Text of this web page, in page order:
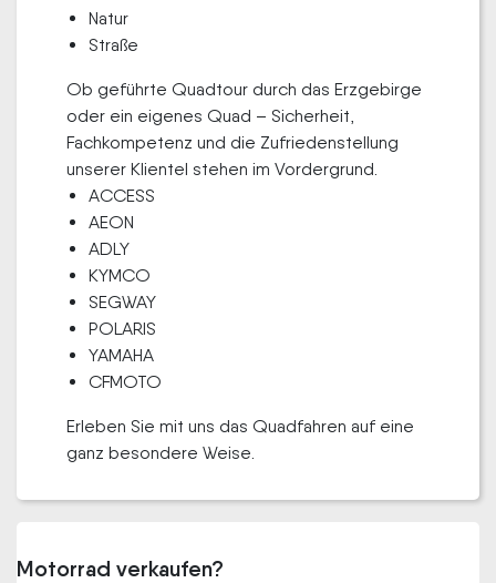
Natur
Straße
Ob geführte Quadtour durch das Erzgebirge
oder ein eigenes Quad – Sicherheit,
Fachkompetenz und die Zufriedenstellung
unserer Klientel stehen im Vordergrund.
ACCESS
AEON
ADLY
KYMCO
SEGWAY
POLARIS
YAMAHA
CFMOTO
Erleben Sie mit uns das Quadfahren auf eine
ganz besondere Weise.
Motorrad verkaufen?